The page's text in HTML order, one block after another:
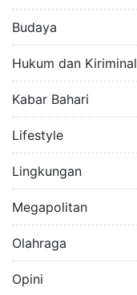
Budaya
Hukum dan Kiriminal
Kabar Bahari
Lifestyle
Lingkungan
Megapolitan
Olahraga
Opini